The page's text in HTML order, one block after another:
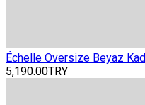
Échelle Oversize Beyaz
5,190.00TRY